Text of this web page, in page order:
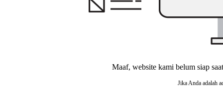
Maaf, website kami belum siap
Jika Anda adalah